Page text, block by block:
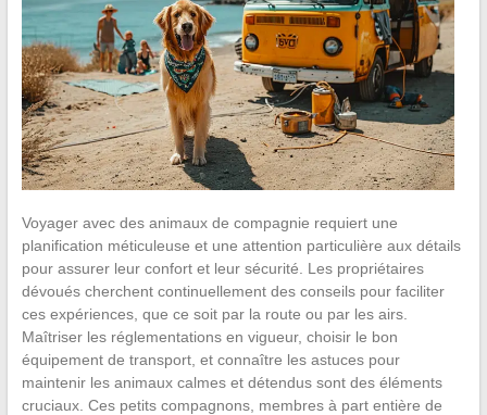
Voyager avec des animaux de compagnie requiert une
planification méticuleuse et une attention particulière aux détails
pour assurer leur confort et leur sécurité. Les propriétaires
dévoués cherchent continuellement des conseils pour faciliter
ces expériences, que ce soit par la route ou par les airs.
Maîtriser les réglementations en vigueur, choisir le bon
équipement de transport, et connaître les astuces pour
maintenir les animaux calmes et détendus sont des éléments
cruciaux. Ces petits compagnons, membres à part entière de